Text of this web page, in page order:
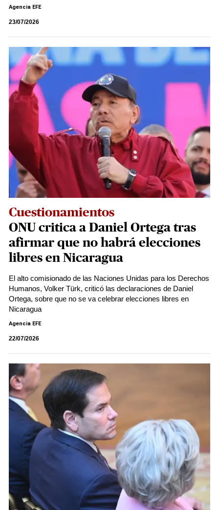
Agencia EFE
23/07/2026
Cuestionamientos
ONU critica a Daniel Ortega tras
afirmar que no habrá elecciones
libres en Nicaragua
El alto comisionado de las Naciones Unidas para los Derechos
Humanos, Volker Türk, criticó las declaraciones de Daniel
Ortega, sobre que no se va celebrar elecciones libres en
Nicaragua
Agencia EFE
22/07/2026